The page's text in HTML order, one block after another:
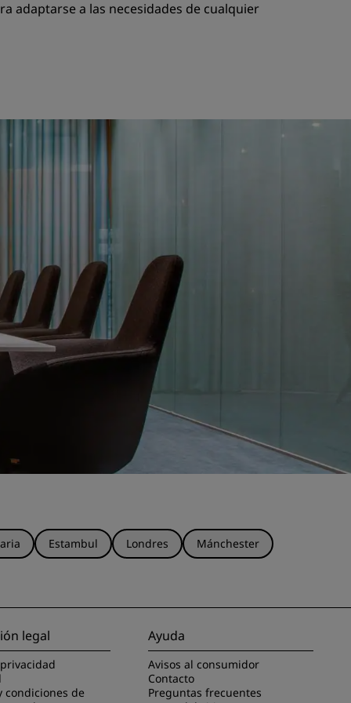
adaptarse a las necesidades de cualquier
Estambul Londres
Mánchester
legal
condiciones de
Ayuda
Avisos al consumidor
Contacto
Preguntas frecuentes